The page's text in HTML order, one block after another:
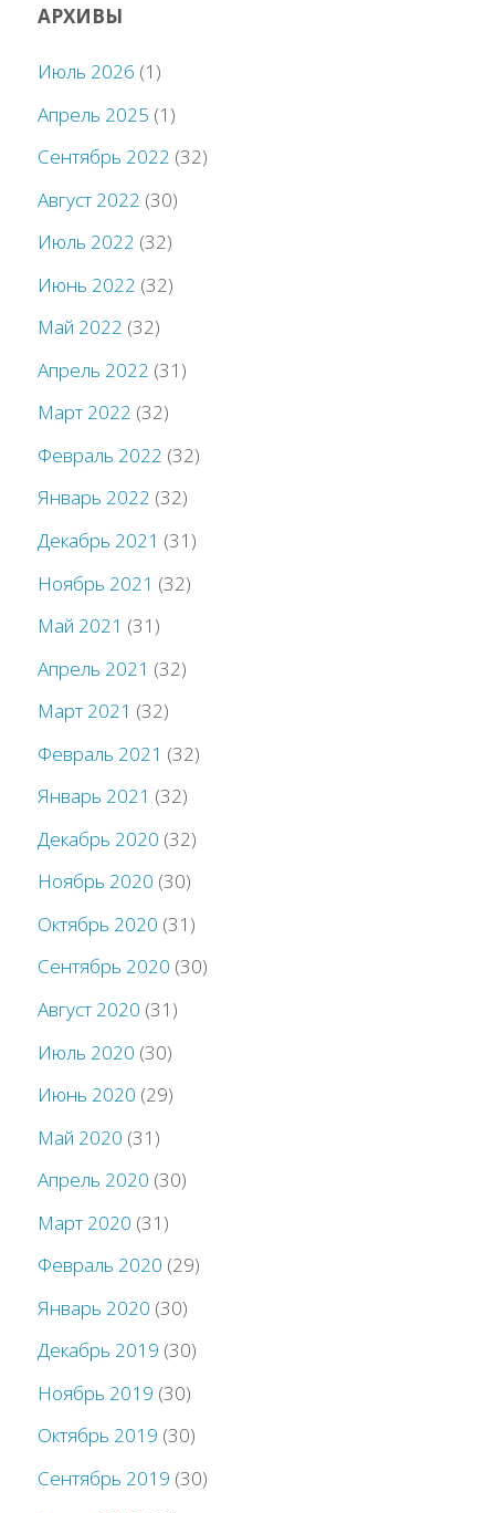
АРХИВЫ
Июль 2026 (1)
Апрель 2025 (1)
Сентябрь 2022 (32)
Август 2022 (30)
Июль 2022 (32)
Июнь 2022 (32)
Май 2022 (32)
Апрель 2022 (31)
Март 2022 (32)
Февраль 2022 (32)
Январь 2022 (32)
Декабрь 2021 (31)
Ноябрь 2021 (32)
Май 2021 (31)
Апрель 2021 (32)
Март 2021 (32)
Февраль 2021 (32)
Январь 2021 (32)
Декабрь 2020 (32)
Ноябрь 2020 (30)
Октябрь 2020 (31)
Сентябрь 2020 (30)
Август 2020 (31)
Июль 2020 (30)
Июнь 2020 (29)
Май 2020 (31)
Апрель 2020 (30)
Март 2020 (31)
Февраль 2020 (29)
Январь 2020 (30)
Декабрь 2019 (30)
Ноябрь 2019 (30)
Октябрь 2019 (30)
Сентябрь 2019 (30)